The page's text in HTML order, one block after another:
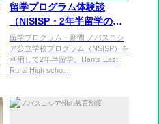
留学プログラム体験談
（NISISP・2年半留学の高
校生U様）
留学プログラム・期間 ノバスコシ
ア公立学校プログラム（NSISP）を
利用して2年半留学。Hants East
Rural High scho...